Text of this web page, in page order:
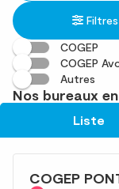
établissement
une
adresse
trouvé(s)
Filtres
COGEP
COGEP
Autres
Nos bureaux
Liste
COGEP